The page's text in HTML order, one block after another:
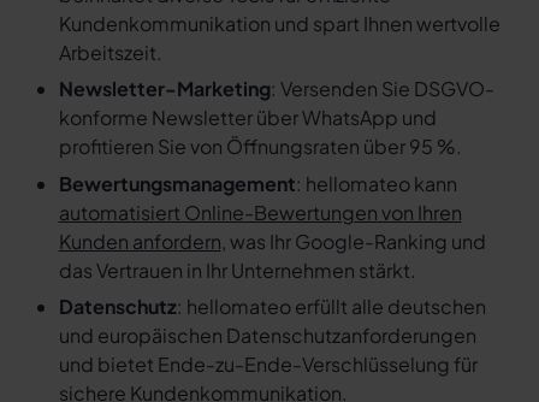
Kundenkommunikation und spart Ihnen wertvolle
Arbeitszeit.
Newsletter-Marketing: Versenden Sie DSGVO-
konforme Newsletter über WhatsApp und
profitieren Sie von Öffnungsraten über 95 %.
Bewertungsmanagement: hellomateo kann
automatisiert Online-Bewertungen von Ihren
Kunden anfordern, was Ihr Google-Ranking und
das Vertrauen in Ihr Unternehmen stärkt.
Datenschutz: hellomateo erfüllt alle deutschen
und europäischen Datenschutzanforderungen
und bietet Ende-zu-Ende-Verschlüsselung für
sichere Kundenkommunikation.